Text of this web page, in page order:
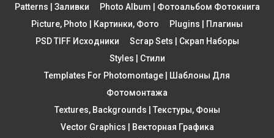
Patterns | Заливки
Photo Album | Фотоальбом Фотокнига
Picture, Photo | Картинки, Фото
Plugins | Плагины
PSD TIFF Исходники
Scrap Sets | Скрап Наборы
Styles | Стили
Templates For Photomontage | Шаблоны Для
Фотомонтажа
Textures, Backgrounds | Текстуры, Фоны
Vector Graphics | Векторная Графика